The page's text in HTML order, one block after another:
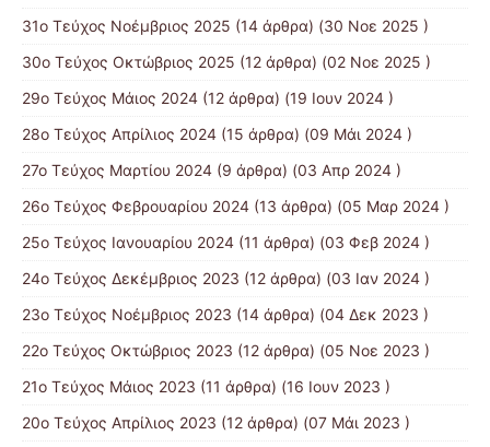
31ο Τεύχος Νοέμβριος 2025 (14 άρθρα) (30 Νοε 2025 )
30ο Τεύχος Οκτώβριος 2025 (12 άρθρα) (02 Νοε 2025 )
29ο Τεύχος Μάιος 2024 (12 άρθρα) (19 Ιουν 2024 )
28ο Τεύχος Απρίλιος 2024 (15 άρθρα) (09 Μάι 2024 )
27ο Τεύχος Μαρτίου 2024 (9 άρθρα) (03 Απρ 2024 )
26ο Τεύχος Φεβρουαρίου 2024 (13 άρθρα) (05 Μαρ 2024 )
25ο Τεύχος Ιανουαρίου 2024 (11 άρθρα) (03 Φεβ 2024 )
24ο Τεύχος Δεκέμβριος 2023 (12 άρθρα) (03 Ιαν 2024 )
23ο Τεύχος Νοέμβριος 2023 (14 άρθρα) (04 Δεκ 2023 )
22ο Τεύχος Οκτώβριος 2023 (12 άρθρα) (05 Νοε 2023 )
21ο Τεύχος Μάιος 2023 (11 άρθρα) (16 Ιουν 2023 )
20ο Τεύχος Απρίλιος 2023 (12 άρθρα) (07 Μάι 2023 )